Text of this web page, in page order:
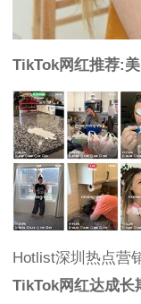
TikTok网红推荐:
Hotlist深圳热点营
TikTok网红达成长